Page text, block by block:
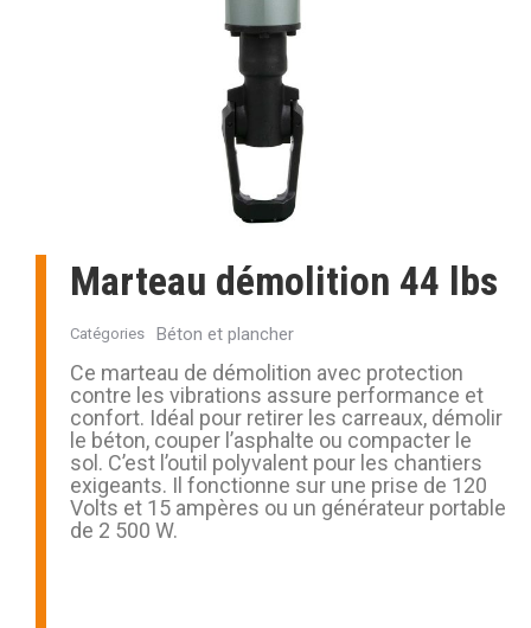
Marteau démolition 44 lbs
Catégories Béton et plancher
Ce marteau de démolition avec protection
contre les vibrations assure performance et
confort. Idéal pour retirer les carreaux, démolir
le béton, couper l’asphalte ou compacter le
sol. C’est l’outil polyvalent pour les chantiers
exigeants. Il fonctionne sur une prise de 120
Volts et 15 ampères ou un générateur portable
de 2 500 W.